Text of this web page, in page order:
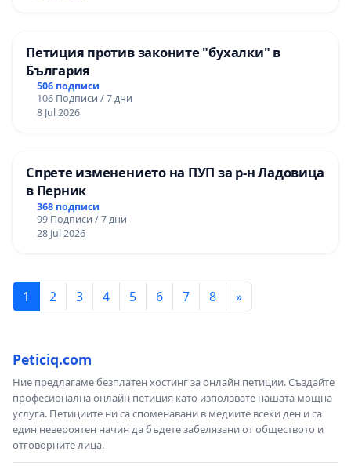
Петиция против законите "бухалки" в
България
506 подписи
106 Подписи / 7 дни
8 Jul 2026
Спрете изменението на ПУП за р-н Ладовица
в Перник
368 подписи
99 Подписи / 7 дни
28 Jul 2026
1 2 3 4 5 6 7 8 »
Peticiq.com
Ние предлагаме безплатен хостинг за онлайн петиции. Създайте
професионална онлайн петиция като използвате нашата мощна
услуга. Петициите ни са споменавани в медиите всеки ден и са
един невероятен начин да бъдете забелязани от обществото и
отговорните лица.